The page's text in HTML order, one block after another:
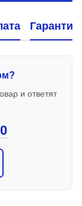
Гарантия
и ответят